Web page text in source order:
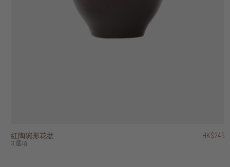
紅陶碗形花盆
3 選項
HK$245
紅陶錐形花盆
9 選項
HK$175
紅陶條紋花盆 HK$425
紅陶羅紋花盆
2 選項
HK$395
紅陶棱紋裝飾碗 HK$595
紅陶條紋花盆 HK$475
紅陶圓形質樸花盆 HK$575
紅陶錐形花盆 - 連底盤
3 選項
HK$295
紅陶兩色圓柱花盆
2 選項
HK$245
紅陶薑罐形花瓶 HK$495